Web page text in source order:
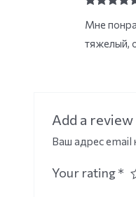
of 5
Мне
тяжелый,
Add a review
Ваш адрес email
Your rating*